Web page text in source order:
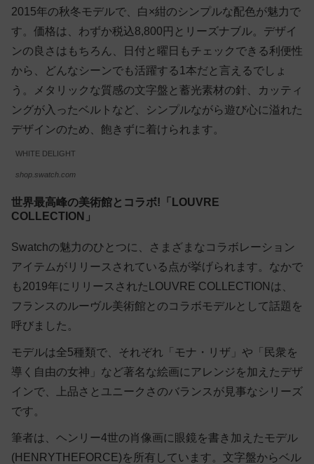
2015年の秋冬モデルで、白×紺のシンプルな配色が魅力で
す。価格は、わずか税込8,800円とリーズナブル。デザイ
ンの良さはもちろん、日付と曜日もチェックできる利便性
から、どんなシーンでも活躍する1本だと言えるでしょ
う。
メタリックな質感の文字盤と蓄光素材の針、カッティ
ングが入ったベルト など、シンプルながら遊び心に溢れた
デザインのため、飽きずに着けられます。
WHITE DELIGHT
shop.swatch.com
世界最高峰の美術館とコラボ!「LOUVRE
COLLECTION」
Swatchの魅力のひとつに、さまざまなコラボレーション
アイテムがリリースされている点が挙げられます。なかで
も2019年にリリースされたLOUVRE COLLECTIONは、
フランスのルーヴル美術館とのコラボモデルとして話題を
呼びました。
モデルは全5種類で、それぞれ「モナ・リザ」や「民衆を
導く自由の女神」など著名な絵画にアレンジを加えたデザ
インで、上品さとユニークさのバランスが見事なシリーズ
です。
筆者は、ヘンリー4世の肖像画に眼鏡を書き加えたモデル
(HENRYTHEFORCE)を所有しています。文字盤からベル